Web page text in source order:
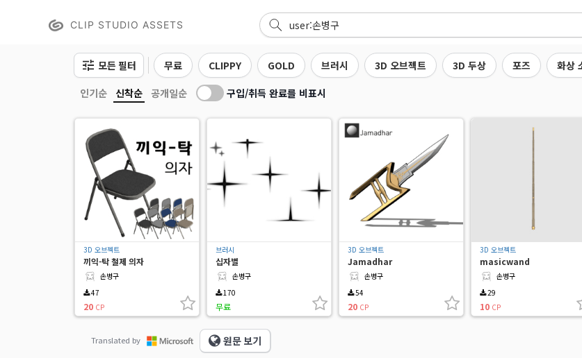
CLIP STUDIO ASSETS
모든 필터 무료 CLIPPY GOLD 브러시 3D 오브젝트 3D 두상 포즈
화상
인기순
신착순 공개일순 구입/취득 완료를 비표시
3D 오브젝트
끼익-탁 철제 의자
손병구
47
20 CP
브러시
십자별
손병구
170
무료
3D 오브젝트
Jamadhar
손병구
54
20 CP
3D 오브젝트
masicwand
손병구
29
10 CP
Translated by 원문 보기